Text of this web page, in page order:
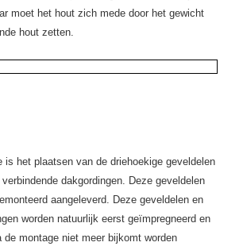
moet het hout zich mede door het gewicht
hout zetten.
is het plaatsen van de driehoekige geveldelen
dakgordingen. Deze geveldelen
aangeleverd. Deze geveldelen en
worden natuurlijk eerst geïmpregneerd en
de montage niet meer bijkomt worden